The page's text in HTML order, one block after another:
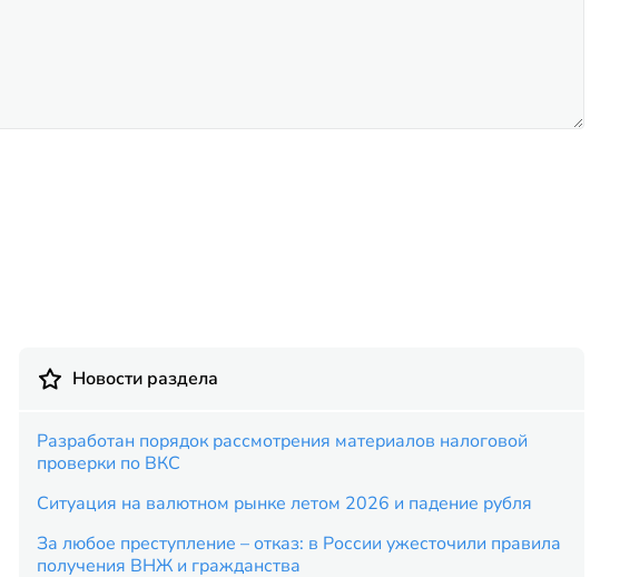
Новости раздела
Разработан порядок рассмотрения материалов налоговой
проверки по ВКС
Ситуация на валютном рынке летом 2026 и падение рубля
За любое преступление – отказ: в России ужесточили правила
получения ВНЖ и гражданства